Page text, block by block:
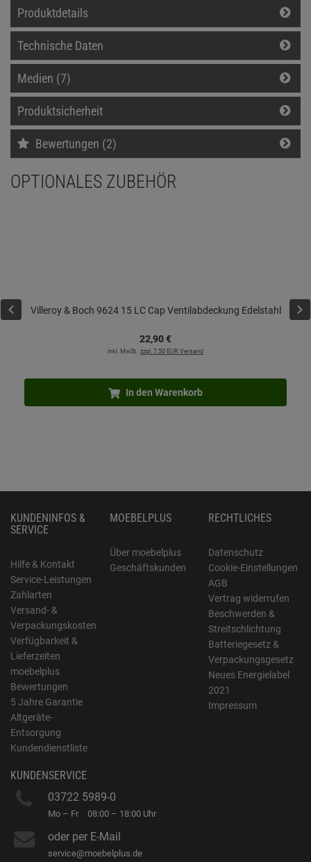
Produktdetails
Technische Daten
Medien (7)
Produktsicherheit
Bewertungen (2)
OPTIONALES ZUBEHÖR
Villeroy & Boch 9624 15 LC Cap Ventilabdeckung Edelstahl
22,90€
inkl. MwSt. zzgl. 7.50 EUR Versand
In den Warenkorb
KUNDENINFOS &
SERVICE
Hilfe & Kontakt
Service-Leistungen
Zahlarten
Versand- &
Verpackungskosten
Verfügbarkeit &
Lieferzeiten
moebelplus
Bewertungen
5 Jahre Garantie
Altgeräte-
Entsorgung
Kundendienstliste
MOEBELPLUS
Über moebelplus
Geschäftskunden
RECHTLICHES
Datenschutz
Cookie-Einstellungen
AGB
Vertrag widerrufen
Beschwerden &
Streitschlichtung
Batteriegesetz &
Verpackungsgesetz
Neues Energielabel
2021
Impressum
KUNDENSERVICE
03722 5989-0
Mo – Fr 08:00 – 18:00 Uhr
oder per E-Mail
service@moebelplus.de